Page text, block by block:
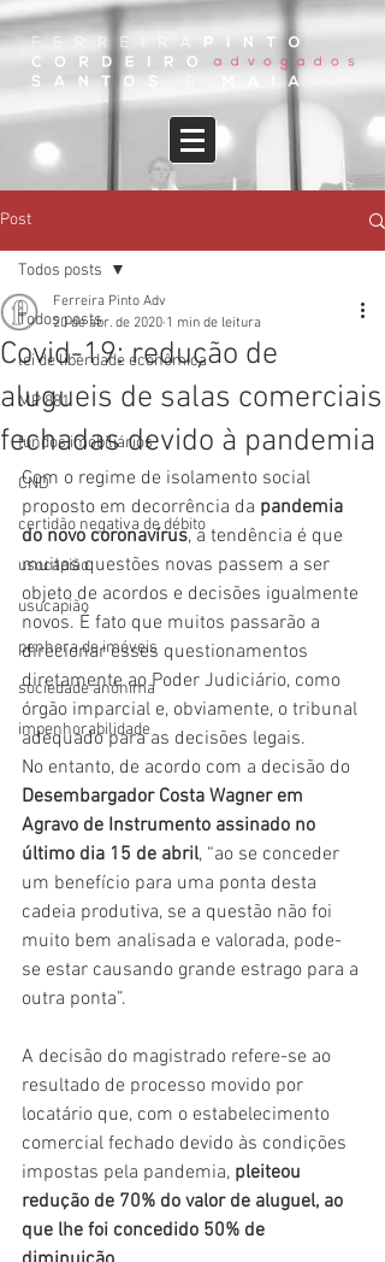
Post
Todos posts
lei de liberdade econômica
MP 881
fundos imobiliários
CND
certidão negativa de débito
usocapião
usucapião
penhora de imóveis
sociedade anônima
impenhorabilidade
Todos posts
Covid-19: redução de
alugueis de salas comerciais
fechadas devido à pandemia
Ferreira Pinto Adv
20 de abr. de 2020 1 min de leitura
Com o regime de isolamento social
proposto em decorrência da pandemia
do novo coronavírus, a tendência é que
muitas questões novas passem a ser
objeto de acordos e decisões igualmente
novos. É fato que muitos passarão a
direcionar esses questionamentos
diretamente ao Poder Judiciário, como
órgão imparcial e, obviamente, o tribunal
adequado para as decisões legais.
No entanto, de acordo com a decisão do
Desembargador Costa Wagner em
Agravo de Instrumento assinado no
último dia 15 de abril, “ao se conceder
um benefício para uma ponta desta
cadeia produtiva, se a questão não foi
muito bem analisada e valorada, pode-
se estar causando grande estrago para a
outra ponta”.
A decisão do magistrado refere-se ao
resultado de processo movido por
locatário que, com o estabelecimento
comercial fechado devido às condições
impostas pela pandemia, pleiteou
redução de 70% do valor de aluguel, ao
que lhe foi concedido 50% de